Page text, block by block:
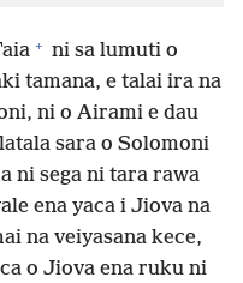
+ ni sa lumuti o
tamana, e talai ira na
ni o Airami e dau
sara o Solomoni
ni sega ni tara rawa
ena yaca i Jiova na
na veiyasana kece,
o Jiova ena ruku ni